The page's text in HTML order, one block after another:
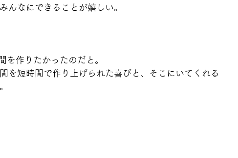
んなにできることが嬉しい。
を作りたかったのだと。
を短時間で作り上げられた喜びと、そこにいてくれる